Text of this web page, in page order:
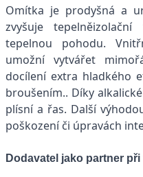
Omítka je prodyšná a
zvyšuje
tepelnou pohodu.
umožní vytvářet
docílení extra hladkého
broušením.. Díky
plísní a řas. Další
poškození či úpravách
Dodavatel jako partner